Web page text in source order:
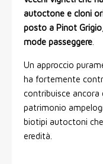
autoctone e cloni
posto a Pinot
mode passeggere
Un approccio
ha fortemente
contribuisce
patrimonio
biotipi autoctoni
eredità.